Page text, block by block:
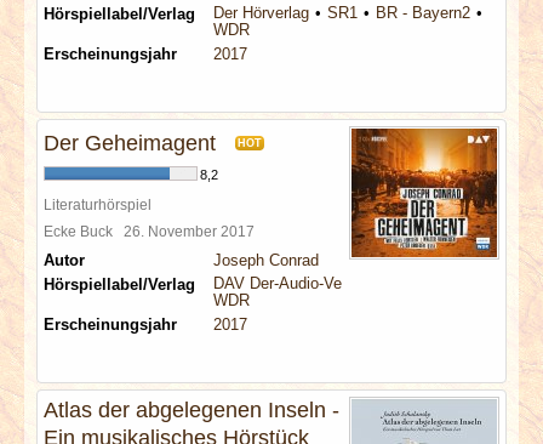
Hörspiellabel/Verlag
Der Hörverlag SR1
BR - Bayern2
WDR
Erscheinungsjahr
2017
Der Geheimagent HOT
8,2
Literaturhörspiel
Ecke Buck 26. November 2017
Autor
Joseph Conrad
Hörspiellabel/Verlag
DAV Der-Audio-Verlag
WDR
Erscheinungsjahr
2017
Atlas der abgelegenen Inseln -
Ein musikalisches Hörstück